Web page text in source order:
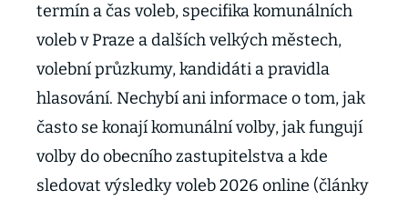
termín a čas voleb, specifika komunálních
voleb v Praze a dalších velkých městech,
volební průzkumy, kandidáti a pravidla
hlasování. Nechybí ani informace o tom, jak
často se konají komunální volby, jak fungují
volby do obecního zastupitelstva a kde
sledovat výsledky voleb 2026 online (články